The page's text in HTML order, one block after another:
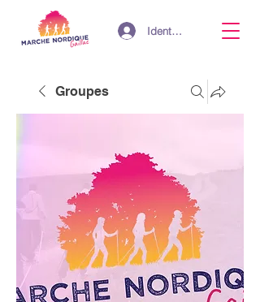
Identifiant
Groupes